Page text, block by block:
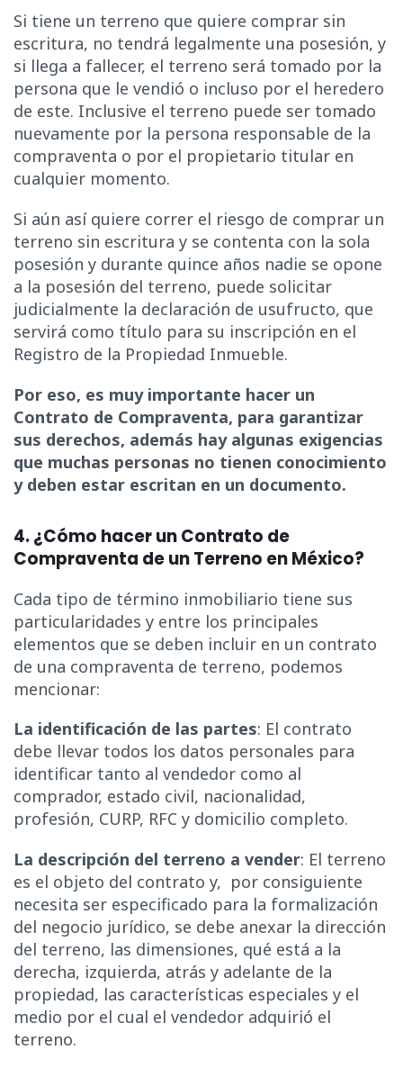
Si tiene un terreno que quiere comprar sin
escritura, no tendrá legalmente una posesión, y
si llega a fallecer, el terreno será tomado por la
persona que le vendió o incluso por el heredero
de este. Inclusive el terreno puede ser tomado
nuevamente por la persona responsable de la
compraventa o por el propietario titular en
cualquier momento.
Si aún así quiere correr el riesgo de comprar un
terreno sin escritura y se contenta con la sola
posesión y durante quince años nadie se opone
a la posesión del terreno, puede solicitar
judicialmente la declaración de usufructo, que
servirá como título para su inscripción en el
Registro de la Propiedad Inmueble.
Por eso, es muy importante hacer un
Contrato de Compraventa, para garantizar
sus derechos, además hay algunas exigencias
que muchas personas no tienen conocimiento
y deben estar escritan en un documento.
4. ¿Cómo hacer un Contrato de
Compraventa de un Terreno en México?
Cada tipo de término inmobiliario tiene sus
particularidades y entre los principales
elementos que se deben incluir en un contrato
de una compraventa de terreno, podemos
mencionar:
La identificación de las partes: El contrato
debe llevar todos los datos personales para
identificar tanto al vendedor como al
comprador, estado civil, nacionalidad,
profesión, CURP, RFC y domicilio completo.
La descripción del terreno a vender: El terreno
es el objeto del contrato y, por consiguiente
necesita ser especificado para la formalización
del negocio jurídico, se debe anexar la dirección
del terreno, las dimensiones, qué está a la
derecha, izquierda, atrás y adelante de la
propiedad, las características especiales y el
medio por el cual el vendedor adquirió el
terreno.